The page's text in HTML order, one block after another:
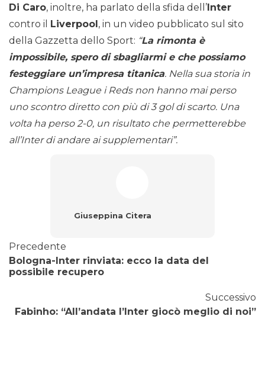
Di Caro, inoltre, ha parlato della sfida dell’Inter
contro il Liverpool, in un video pubblicato sul sito
della Gazzetta dello Sport: “La rimonta è
impossibile, spero di sbagliarmi e che possiamo
festeggiare un’impresa titanica. Nella sua storia in
Champions League i Reds non hanno mai perso
uno scontro diretto con più di 3 gol di scarto. Una
volta ha perso 2-0, un risultato che permetterebbe
all’Inter di andare ai supplementari”.
Giuseppina Citera
Precedente
Bologna-Inter rinviata: ecco la data del
possibile recupero
Successivo
Fabinho: “All’andata l’Inter giocò meglio di noi”